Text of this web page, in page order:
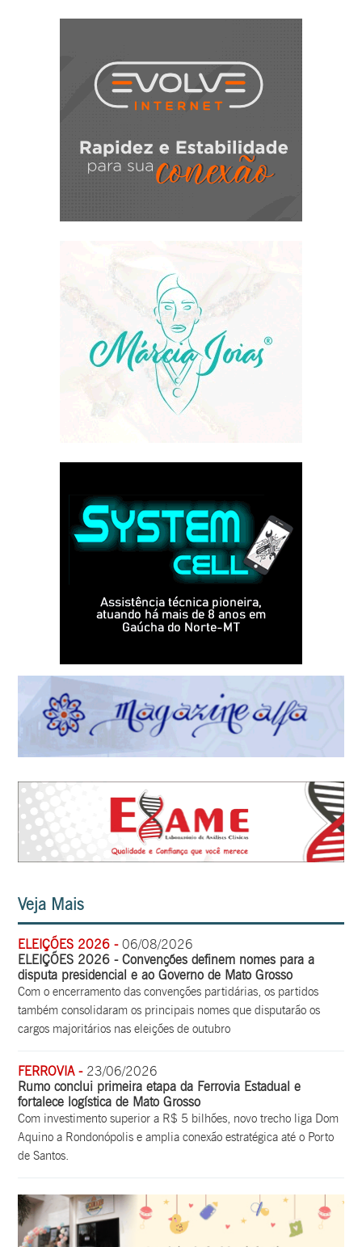
Veja Mais
ELEIÇÕES 2026 -06/08/2026
ELEIÇÕES 2026 - Convenções definem nomes para a
disputa presidencial e ao Governo de Mato Grosso
Com o encerramento das convenções partidárias, os partidos
também consolidaram os principais nomes que disputarão os
cargos majoritários nas eleições de outubro
FERROVIA -23/06/2026
Rumo conclui primeira etapa da Ferrovia Estadual e
fortalece logística de Mato Grosso
Com investimento superior a R$ 5 bilhões, novo trecho liga Dom
Aquino a Rondonópolis e amplia conexão estratégica até o Porto
de Santos.